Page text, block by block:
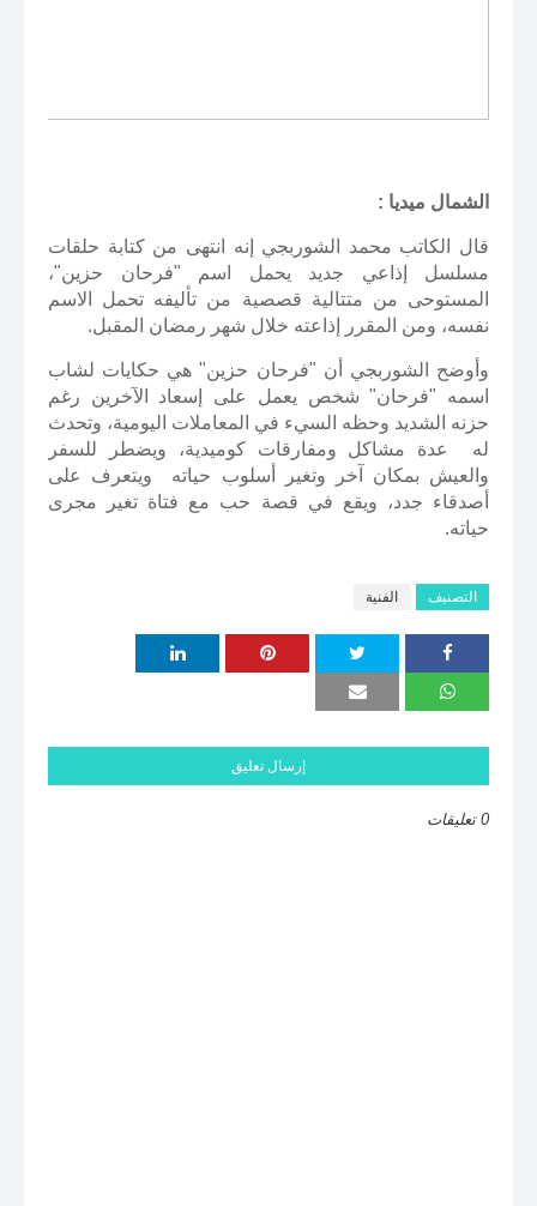
الشمال ميديا :
قال الكاتب محمد الشوربجي إنه انتهى من كتابة حلقات
مسلسل إذاعي جديد يحمل اسم "فرحان حزين"،
المستوحى من متتالية قصصية من تأليفه تحمل الاسم
نفسه، ومن المقرر إذاعته خلال شهر رمضان المقبل.
وأوضح الشوربجي أن "فرحان حزين" هي حكايات لشاب
اسمه "فرحان" شخص يعمل على إسعاد الآخرين رغم
حزنه الشديد وحظه السيء في المعاملات اليومية، وتحدث
له عدة مشاكل ومفارقات كوميدية، ويضطر للسفر
والعيش بمكان آخر وتغير أسلوب حياته ويتعرف على
أصدقاء جدد، ويقع في قصة حب مع فتاة تغير مجرى
حياته.
التصنيف الفنية
إرسال تعليق
0 تعليقات